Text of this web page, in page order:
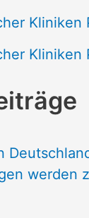
Kliniken
Kliniken
werden